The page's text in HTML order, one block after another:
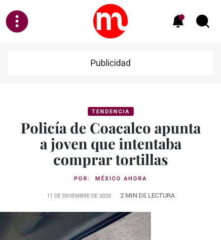
Publicidad
TENDENCIA
Policía de Coacalco apunta
a joven que intentaba
comprar tortillas
POR: MÉXICO AHORA
11 DE DICIEMBRE DE 2020 2 MIN DE LECTURA